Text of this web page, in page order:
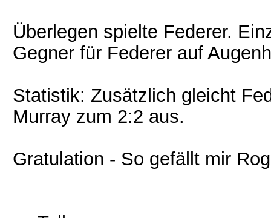
Überlegen spielte Federer.
Gegner für Federer auf
Statistik: Zusätzlich gleicht
Murray zum 2:2 aus.
Gratulation - So gefällt mir